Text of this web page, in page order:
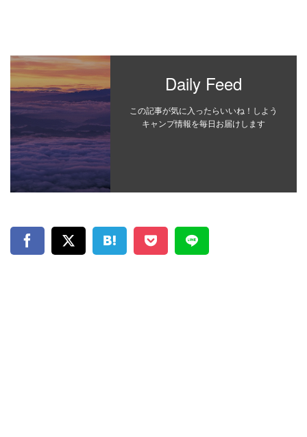
Daily Feed
この記事が気に入ったらいいね！しよう
キャンプ情報を毎日お届けします